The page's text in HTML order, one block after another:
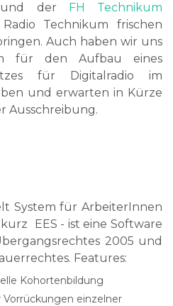
der FH Technikum
Technikum frischen
Auch haben wir uns
für den Aufbau eines
für Digitalradio im
und erwarten in Kürze
Ausschreibung.
System für ArbeiterInnen
EES - ist eine Software
2005 und
Features:
Kohortenbildung
einzelner